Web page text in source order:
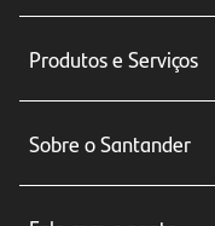
Produtos e Serviços
Sobre o Santander